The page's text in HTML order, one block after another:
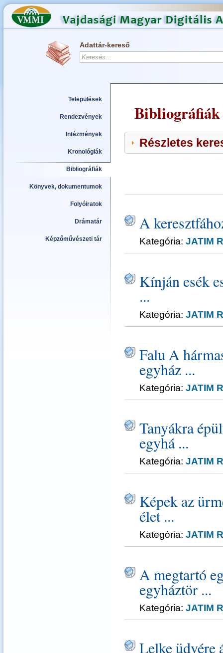
Adattár-kereső
Települések
Rendezvények
Intézmények
Kronológiák
Bibliográfiák
Könyvek, dokumentumok
Folyóiratok
Drámatár
Képzőművészeti tár
Bibliográfiák
Részletes
A
Kategória: JATIM
Kínján esék
...
Kategória: JATIM
Falu A
egyház ...
Kategória: JATIM
Tanyákra
egyhá ...
Kategória: JATIM
Képek az
élet ...
Kategória: JATIM
A megtartó
egyháztör ...
Kategória: JATIM
Lelke üdvére